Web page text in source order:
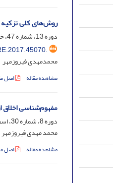
روش‌های کلی تزکیه
دوره 13، شماره 47، خرداد 1396، صفحه
محمدمهدی فیروزمهر
مشاهده مقاله اصل
مفهوم‌شناسی اخلاق
دوره 8، شماره 30، اسفند 1391، صفحه
محمد مهدی فیروزمهر
مشاهده مقاله اصل